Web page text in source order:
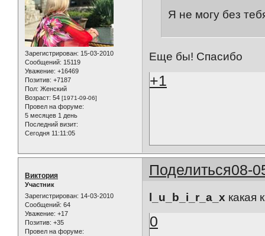
Зарегистрирован: 15-03-2010
Сообщений: 15119
Уважение: +16469
Позитив: +7187
Пол: Женский
Возраст: 54 [1971-09-06]
Провел на форуме:
5 месяцев 1 день
Последний визит:
Сегодня 11:11:05
Я не могу без
Еще бы! Спасибо
+1
Поделиться08-
Виктория
Участник
Зарегистрирован: 14-03-2010
Сообщений: 64
Уважение: +17
Позитив: +35
Провел на форуме:
l_u_b_i_r_a_x какая
0